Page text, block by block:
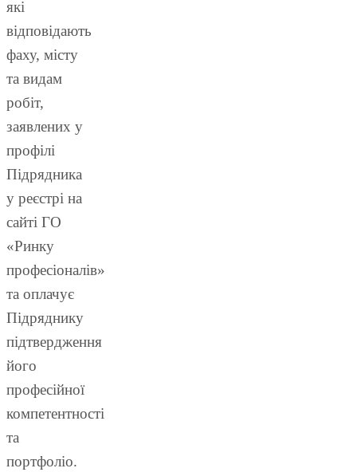
які
відповідають
фаху, місту
та видам
робіт,
заявлених у
профілі
Підрядника
у реєстрі на
сайті ГО
«Ринку
професіоналів»
та оплачує
Підряднику
підтвердження
його
професійної
компетентності
та
портфоліо.